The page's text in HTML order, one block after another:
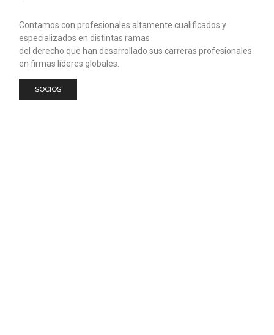
Contamos con profesionales altamente cualificados y
especializados en distintas ramas
del derecho que han desarrollado sus carreras profesionales
en firmas líderes globales.
SOCIOS